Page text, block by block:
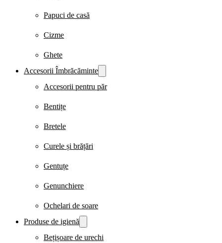
Papuci de casă
Cizme
Ghete
Accesorii Îmbrăcăminte
Accesorii pentru păr
Bentițe
Bretele
Curele și brățări
Gentuțe
Genunchiere
Ochelari de soare
Produse de igienă
Bețișoare de urechi